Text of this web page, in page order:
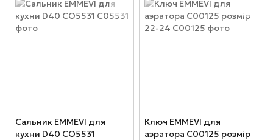
Сальник EMMEVI для
кухни D40 CO5531
Ключ EMMEVI для
аэратора C00125 розмір